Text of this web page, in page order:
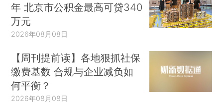
年 北京市公积金最高可贷340
万元
2026年08月08日
【周刊提前读】各地狠抓社保
缴费基数 合规与企业减负如
何平衡？
2026年08月08日